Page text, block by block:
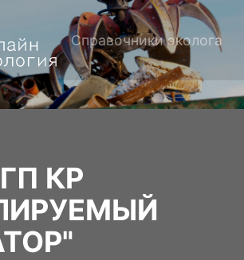
Справочники эколога
КР